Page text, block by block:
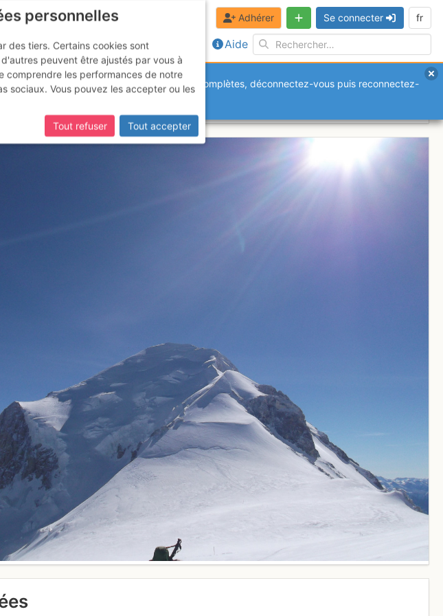
Aide
Adhérer Se connecter fr
sont plus accessibles, manquantes ou incomplètes, déconnectez-vous puis reconnectez-
personnelles
des tiers. Certains cookies sont
peuvent être ajustés par vous à
comprendre les performances de notre
sociaux. Vous pouvez les accepter ou les
Tout refuser
Tout accepter